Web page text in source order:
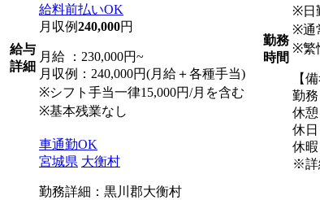
給与
詳細
給料前払いOK
月収例240,000円
月給 ：230,000円~
月収例：240,000円(月給＋各種手当)
※シフト手当一律15,000円/月を含む
※基本残業なし
車通勤OK
宮城県 大衡村
勤務詳細：黒川郡大衡村
勤務
時間
※日
※通
※繁
【
勤
休
休
休
※詳